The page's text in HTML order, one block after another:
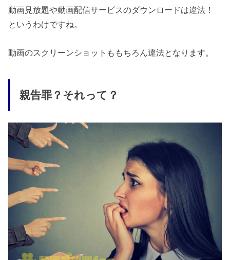
動画見放題や動画配信サービスのダウンロードは違法！
というわけですね。
動画のスクリーンショットももちろん違法となります。
親告罪？それって？